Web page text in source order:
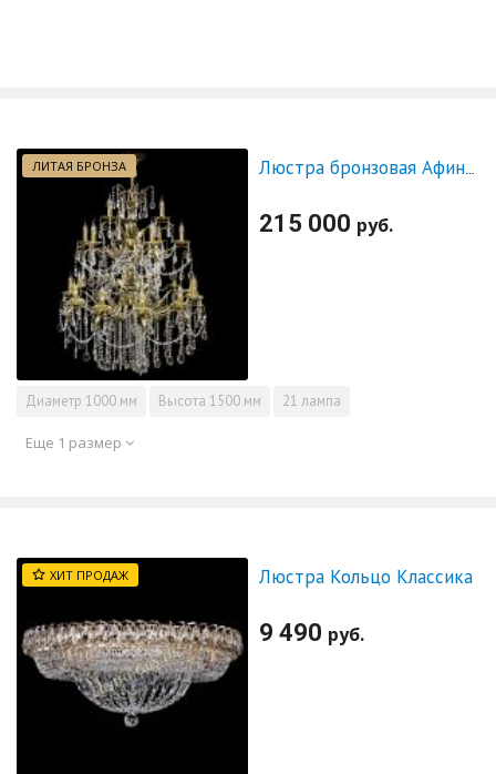
ЛИТАЯ БРОНЗА
215 000 руб.
Диаметр 1000 мм Высота 1500 мм 21 лампа
Еще 1 размер
ХИТ ПРОДАЖ Люстра Кольцо Классика
9 490 руб.